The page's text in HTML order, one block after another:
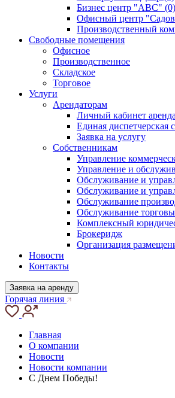
Бизнес центр "АВС" (0)
Офисный центр
Производственный
Свободные помещения
Офисное
Производственное
Складское
Торговое
Услуги
Арендаторам
Личный кабинет
Единая диспетчерская
Заявка на услугу
Собственникам
Управление
Управление и
Обслуживание и
Обслуживание и
Обслуживание
Обслуживание
Комплексный
Брокеридж
Организация
Новости
Контакты
Заявка на аренду
Горячая линия
Главная
О компании
Новости
Новости компании
С Днем Победы!